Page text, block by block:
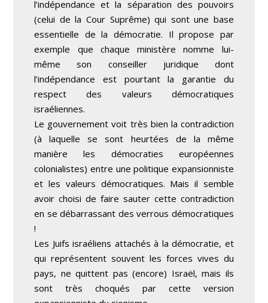
l’indépendance et la séparation des pouvoirs
(celui de la Cour Suprême) qui sont une base
essentielle de la démocratie. Il propose par
exemple que chaque ministère nomme lui-
même son conseiller juridique dont
l’indépendance est pourtant la garantie du
respect des valeurs démocratiques
israéliennes.
Le gouvernement voit très bien la contradiction
(à laquelle se sont heurtées de la même
manière les démocraties européennes
colonialistes) entre une politique expansionniste
et les valeurs démocratiques. Mais il semble
avoir choisi de faire sauter cette contradiction
en se débarrassant des verrous démocratiques
!
Les Juifs israéliens attachés à la démocratie, et
qui représentent souvent les forces vives du
pays, ne quittent pas (encore) Israël, mais ils
sont très choqués par cette version